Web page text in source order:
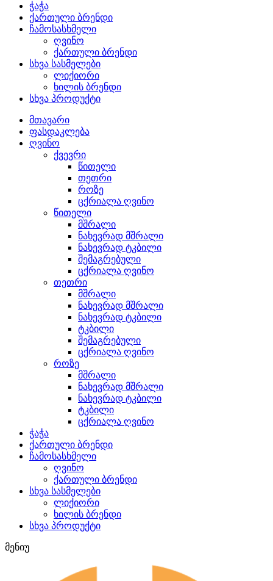
ჭაჭა
ქართული ბრენდი
ჩამოსასხმელი
ღვინო
ქართული ბრენდი
სხვა სასმელები
ლიქიორი
ხილის ბრენდი
სხვა პროდუქტი
მთავარი
ფასდაკლება
ღვინო
ქვევრი
წითელი
თეთრი
როზე
ცქრიალა ღვინო
წითელი
მშრალი
ნახევრად მშრალი
ნახევრად ტკბილი
შემაგრებული
ცქრიალა ღვინო
თეთრი
მშრალი
ნახევრად მშრალი
ნახევრად ტკბილი
ტკბილი
შემაგრებული
ცქრიალა ღვინო
როზე
მშრალი
ნახევრად მშრალი
ნახევრად ტკბილი
ტკბილი
ცქრიალა ღვინო
ჭაჭა
ქართული ბრენდი
ჩამოსასხმელი
ღვინო
ქართული ბრენდი
სხვა სასმელები
ლიქიორი
ხილის ბრენდი
სხვა პროდუქტი
მენიუ